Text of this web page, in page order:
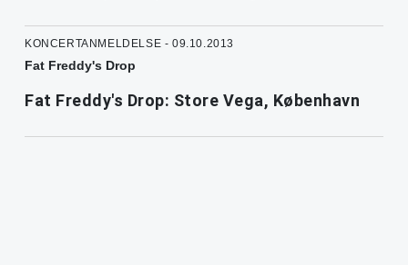
KONCERTANMELDELSE - 09.10.2013
Fat Freddy's Drop
Fat Freddy's Drop: Store Vega, København